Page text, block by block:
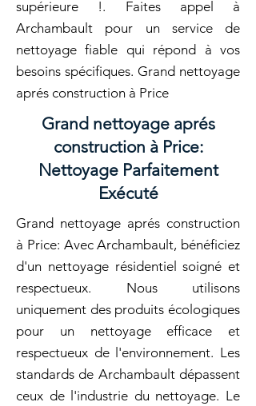
supérieure !. Faites appel à
Archambault pour un service de
nettoyage fiable qui répond à vos
besoins spécifiques. Grand nettoyage
aprés construction à Price
Grand nettoyage aprés
construction à Price:
Nettoyage Parfaitement
Exécuté
Grand nettoyage aprés construction
à Price: Avec Archambault, bénéficiez
d'un nettoyage résidentiel soigné et
respectueux. Nous utilisons
uniquement des produits écologiques
pour un nettoyage efficace et
respectueux de l'environnement. Les
standards de Archambault dépassent
ceux de l'industrie du nettoyage. Le